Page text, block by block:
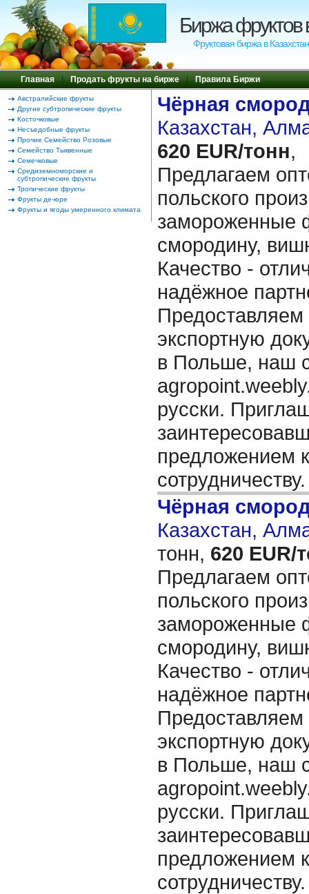
Биржа фруктов
Фруктовая биржа в
Главная | Продать фрукты на бирже | Правила Биржи
Австралийские фрукты
Другие субтропические фрукты
Косточковые
Несъедобные фрукты
Прочие Семейство Розовые
Семейство Тыквенные
Семечковые
Средиземноморские и
субтропические фрукты
Тропические фрукты
Фрукты де-юре
Фрукты и ягоды умеренного климата
Чёрная
Казахстан,
620 EUR/тонн,
Предлагаем
польского
замороженные
смородину,
Качество -
надёжное
экспортную
в Польше, наш
русски.
предложением
Чёрная
Казахстан,
тонн, 620 EUR/
Предлагаем
польского
замороженные
смородину,
Качество -
надёжное
экспортную
в Польше, наш
русски.
предложением